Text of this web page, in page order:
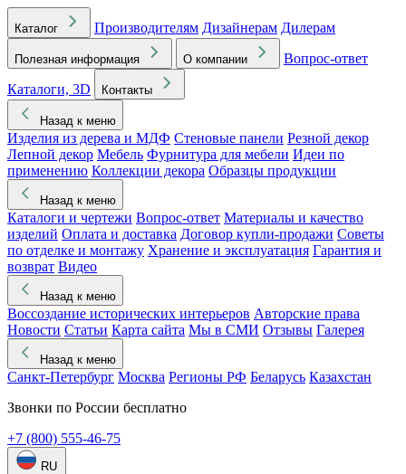
Каталог Производителям Дизайнерам Дилерам
Полезная информация О компании
Вопрос-ответ
Каталоги, 3D
Контакты
Назад к меню
Изделия из дерева и МДФ Стеновые панели Резной декор
Лепной декор Мебель Фурнитура для мебели Идеи по
применению Коллекции декора Образцы продукции
Назад к меню
Каталоги и чертежи Вопрос-ответ Материалы и качество
изделий Оплата и доставка Договор купли-продажи Советы
по отделке и монтажу Хранение и эксплуатация Гарантия и
возврат Видео
Назад к меню
Воссоздание исторических интерьеров Авторские права
Новости Статьи Карта сайта Мы в СМИ Отзывы Галерея
Назад к меню
Санкт-Петербург Москва Регионы РФ Беларусь Казахстан
Звонки по России бесплатно
+7 (800) 555-46-75
RU